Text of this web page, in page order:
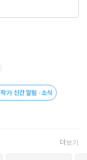
작가 신간 알림 · 소식
더보기